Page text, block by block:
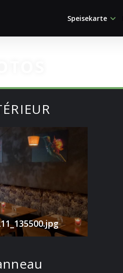
Speisekarte